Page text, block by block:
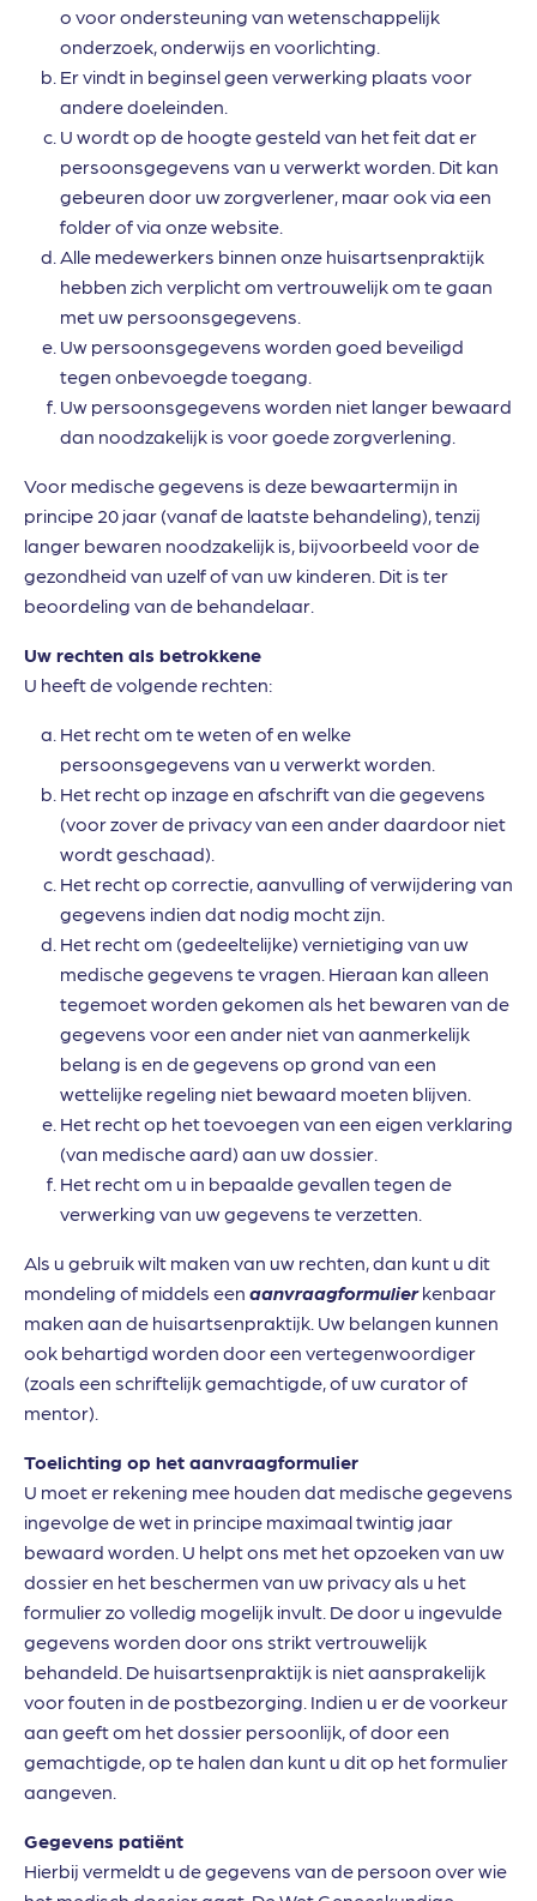
o voor ondersteuning van wetenschappelijk
onderzoek, onderwijs en voorlichting.
Er vindt in beginsel geen verwerking plaats voor
andere doeleinden.
U wordt op de hoogte gesteld van het feit dat er
persoonsgegevens van u verwerkt worden. Dit kan
gebeuren door uw zorgverlener, maar ook via een
folder of via onze website.
Alle medewerkers binnen onze huisartsenpraktijk
hebben zich verplicht om vertrouwelijk om te gaan
met uw persoonsgegevens.
Uw persoonsgegevens worden goed beveiligd
tegen onbevoegde toegang.
Uw persoonsgegevens worden niet langer bewaard
dan noodzakelijk is voor goede zorgverlening.
Voor medische gegevens is deze bewaartermijn in
principe 20 jaar (vanaf de laatste behandeling), tenzij
langer bewaren noodzakelijk is, bijvoorbeeld voor de
gezondheid van uzelf of van uw kinderen. Dit is ter
beoordeling van de behandelaar.
Uw rechten als betrokkene
U heeft de volgende rechten:
Het recht om te weten of en welke
persoonsgegevens van u verwerkt worden.
Het recht op inzage en afschrift van die gegevens
(voor zover de privacy van een ander daardoor niet
wordt geschaad).
Het recht op correctie, aanvulling of verwijdering van
gegevens indien dat nodig mocht zijn.
Het recht om (gedeeltelijke) vernietiging van uw
medische gegevens te vragen. Hieraan kan alleen
tegemoet worden gekomen als het bewaren van de
gegevens voor een ander niet van aanmerkelijk
belang is en de gegevens op grond van een
wettelijke regeling niet bewaard moeten blijven.
Het recht op het toevoegen van een eigen verklaring
(van medische aard) aan uw dossier.
Het recht om u in bepaalde gevallen tegen de
verwerking van uw gegevens te verzetten.
Als u gebruik wilt maken van uw rechten, dan kunt u dit
mondeling of middels eenaanvraagformulierkenbaar
maken aan de huisartsenpraktijk. Uw belangen kunnen
ook behartigd worden door een vertegenwoordiger
(zoals een schriftelijk gemachtigde, of uw curator of
mentor).
Toelichting op het aanvraagformulier
U moet er rekening mee houden dat medische gegevens
ingevolge de wet in principe maximaal twintig jaar
bewaard worden. U helpt ons met het opzoeken van uw
dossier en het beschermen van uw privacy als u het
formulier zo volledig mogelijk invult. De door u ingevulde
gegevens worden door ons strikt vertrouwelijk
behandeld. De huisartsenpraktijk is niet aansprakelijk
voor fouten in de postbezorging. Indien u er de voorkeur
aan geeft om het dossier persoonlijk, of door een
gemachtigde, op te halen dan kunt u dit op het formulier
aangeven.
Gegevens patiënt
Hierbij vermeldt u de gegevens van de persoon over wie